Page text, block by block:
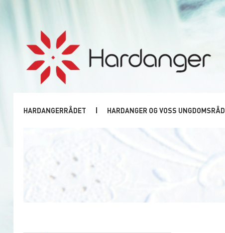
HARDANGERRÅDET HARDANGER OG VOSS UNGDOMSRÅD